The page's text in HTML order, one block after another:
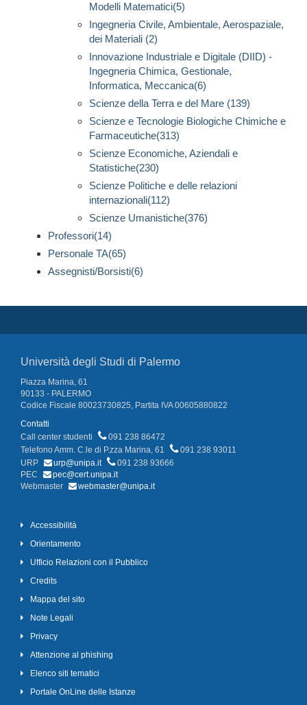
Modelli Matematici(5)
Ingegneria Civile, Ambientale, Aerospaziale,
dei Materiali (2)
Innovazione Industriale e Digitale (DIID) -
Ingegneria Chimica, Gestionale,
Informatica, Meccanica(6)
Scienze della Terra e del Mare (139)
Scienze e Tecnologie Biologiche Chimiche e
Farmaceutiche(313)
Scienze Economiche, Aziendali e
Statistiche(230)
Scienze Politiche e delle relazioni
internazionali(112)
Scienze Umanistiche(376)
Professori(14)
Personale TA(65)
Assegnisti/Borsisti(6)
Università degli Studi di Palermo
Piazza Marina, 61
90133 - PALERMO
Codice Fiscale 80023730825, Partita IVA 00605880822
Contatti
Call center studenti
091 238 86472
Telefono Amm. C.le di P.zza Marina, 61
091 238 93011
URP
urp@unipa.it
091 238 93666
PEC
pec@cert.unipa.it
Webmaster
webmaster@unipa.it
Accessibilità
Orientamento
Ufficio Relazioni con il Pubblico
Credits
Mappa del sito
Note Legali
Privacy
Attenzione al phishing
Elenco siti tematici
Portale OnLine delle Istanze